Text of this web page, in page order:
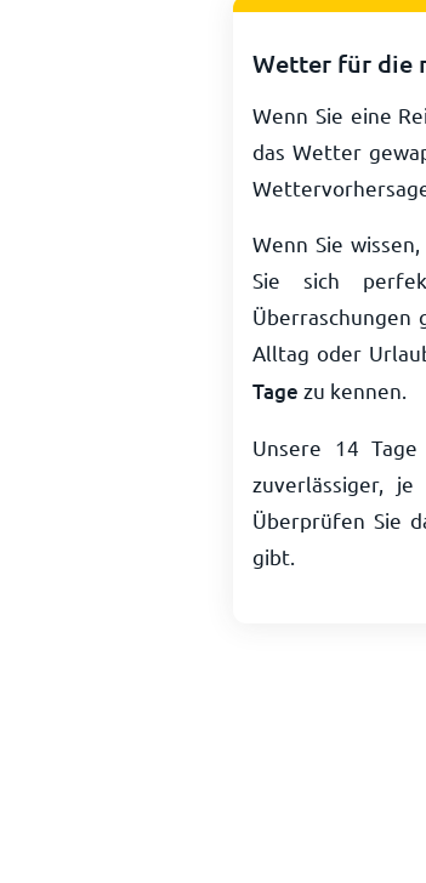
Wetter für die
Wenn Sie eine
das Wetter
Wenn Sie
Sie sich
Alltag oder
Tage zu kennen.
Unsere 14
zuverlässiger,
Überprüfen Sie
gibt.